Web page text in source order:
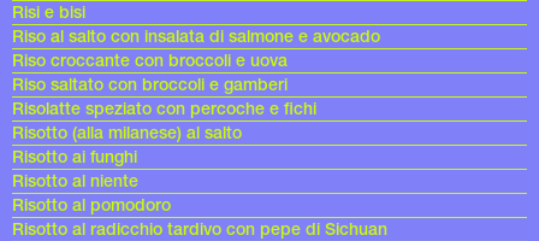
Risi e bisi
Riso al salto con insalata di salmone e avocado
Riso croccante con broccoli e uova
Riso saltato con broccoli e gamberi
Risolatte speziato con percoche e fichi
Risotto (alla milanese) al salto
Risotto ai funghi
Risotto al niente
Risotto al pomodoro
Risotto al radicchio tardivo con pepe di Sichuan